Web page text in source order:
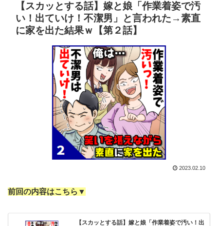
【スカッとする話】嫁と娘「作業着姿で汚
い！出ていけ！不潔男」と言われた→素直
に家を出た結果ｗ【第２話】
2023.02.10
前回の内容はこちら▼
【スカッとする話】嫁と娘「作業着姿で汚い！出